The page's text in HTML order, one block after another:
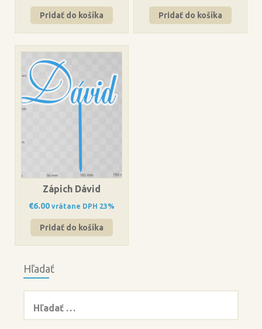
Pridať do košíka Pridať do košíka
Zápich Dávid
€6.00 vrátane DPH 23%
Pridať do košíka
Hľadať